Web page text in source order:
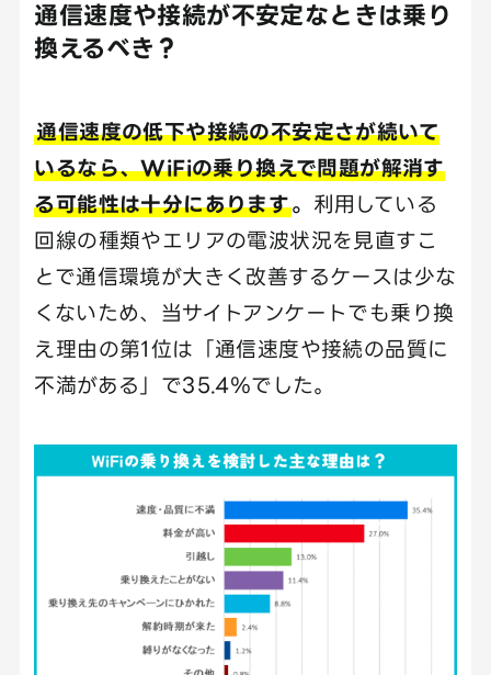
通信速度や接続が不安定なときは乗り
換えるべき？
通信速度の低下や接続の不安定さが続いて
いるなら、WiFiの乗り換えで問題が解消す
る可能性は十分にあります。 利用している
回線の種類やエリアの電波状況を見直すこ
とで通信環境が大きく改善するケースは少な
くないため、当サイトアンケートでも乗り換
え理由の第1位は「通信速度や接続の品質に
不満がある」で35.4％でした。